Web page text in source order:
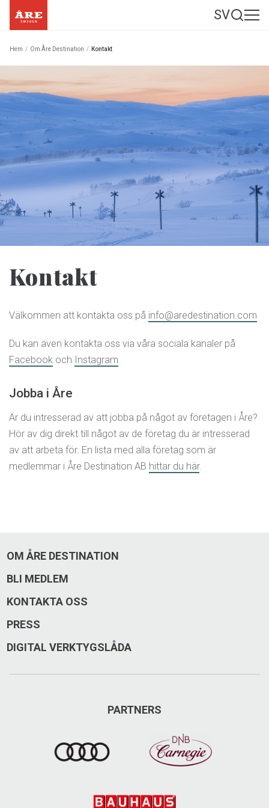
SV
Hem / Om Åre Destination / Kontakt
Kontakt
Välkommen att kontakta oss på info@aredestination.com
Du kan även kontakta oss via våra sociala kanaler på
Facebook och Instagram
Jobba i Åre
Är du intresserad av att jobba på något av företagen i Åre?
Hör av dig direkt till något av de företag du är intresserad
av att arbeta för. En lista med alla företag som är
medlemmar i Åre Destination AB hittar du här.
OM ÅRE DESTINATION
BLI MEDLEM
KONTAKTA OSS
PRESS
DIGITAL VERKTYGSLÅDA
PARTNERS